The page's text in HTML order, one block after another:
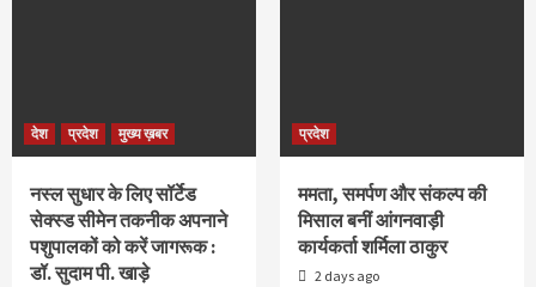
देश प्रदेश मुख्य ख़बर
नस्ल सुधार के लिए सॉर्टेड
सेक्स्ड सीमेन तकनीक अपनाने
पशुपालकों को करें जागरूक :
डॉ. सुदाम पी. खाड़े
प्रदेश
ममता, समर्पण और संकल्प की
मिसाल बनीं आंगनवाड़ी
कार्यकर्ता शर्मिला ठाकुर
2 days ago